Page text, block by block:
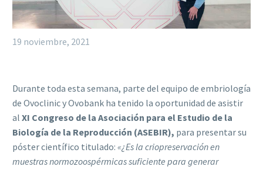
19 noviembre, 2021
Durante toda esta semana, parte del equipo de embriología
de Ovoclinic y Ovobank ha tenido la oportunidad de asistir
al XI Congreso de la Asociación para el Estudio de la
Biología de la Reproducción (ASEBIR), para presentar su
póster científico titulado: «¿Es la criopreservación en
muestras normozoospérmicas suficiente para generar